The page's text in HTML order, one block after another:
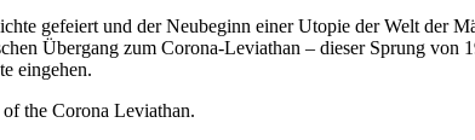
gefeiert und der Neubeginn einer Utopie der Welt
Übergang zum Corona-Leviathan – dieser Sprung
eingehen.
the Corona Leviathan.